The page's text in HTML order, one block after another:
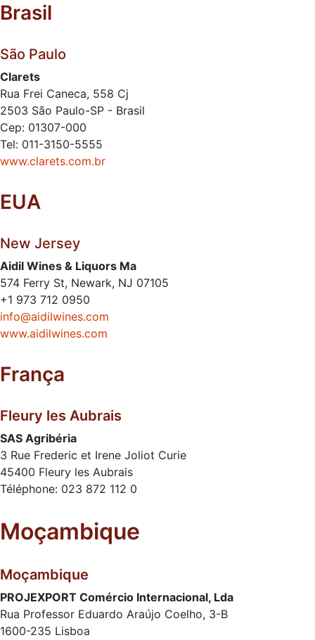
Brasil
São Paulo
Clarets
Rua Frei Caneca, 558 Cj
2503 São Paulo-SP - Brasil
Cep: 01307-000
Tel: 011-3150-5555
www.clarets.com.br
EUA
New Jersey
Aidil Wines & Liquors Ma
574 Ferry St, Newark, NJ 07105
+1 973 712 0950
info@aidilwines.com
www.aidilwines.com
França
Fleury les Aubrais
SAS Agribéria
3 Rue Frederic et Irene Joliot Curie
45400 Fleury les Aubrais
Téléphone: 023 872 112 0
Moçambique
Moçambique
PROJEXPORT Comércio Internacional, Lda
Rua Professor Eduardo Araújo Coelho, 3-B
1600-235 Lisboa